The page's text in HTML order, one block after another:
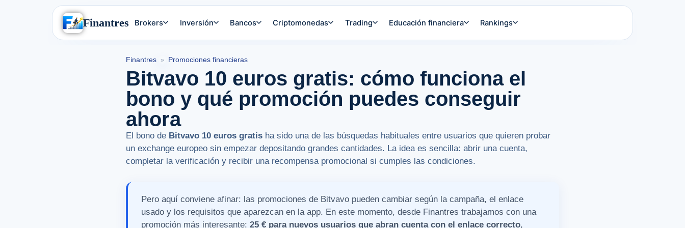
Finantres Brokers Inversión Bancos Criptomonedas Trading Educación financiera Rankings
Finantres » Promociones financieras
Bitvavo 10 euros gratis: cómo funciona el
bono y qué promoción puedes conseguir
ahora
El bono de Bitvavo 10 euros gratis ha sido una de las búsquedas habituales entre usuarios que quieren probar
un exchange europeo sin empezar depositando grandes cantidades. La idea es sencilla: abrir una cuenta,
completar la verificación y recibir una recompensa promocional si cumples las condiciones.
Pero aquí conviene afinar: las promociones de Bitvavo pueden cambiar según la campaña, el enlace
usado y los requisitos que aparezcan en la app. En este momento, desde Finantres trabajamos con una
promoción más interesante: 25 € para nuevos usuarios que abran cuenta con el enlace correcto,